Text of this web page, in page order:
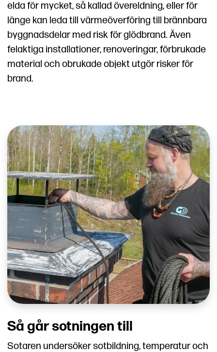
elda för mycket, så kallad övereldning, eller för
länge kan leda till värmeöverföring till brännbara
byggnadsdelar med risk för glödbrand. Även
felaktiga installationer, renoveringar, förbrukade
material och obrukade objekt utgör risker för
brand.
Så går sotningen till
Sotaren undersöker sotbildning, temperatur och